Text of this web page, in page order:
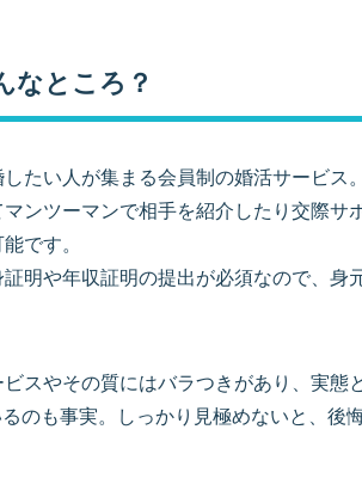
なところ？
たい人が集まる会員制の婚活サービス。
ンツーマンで相手を紹介したり交際サ
です。
明や年収証明の提出が必須なので、身
スやその質にはバラつきがあり、実態
のも事実。しっかり見極めないと、後